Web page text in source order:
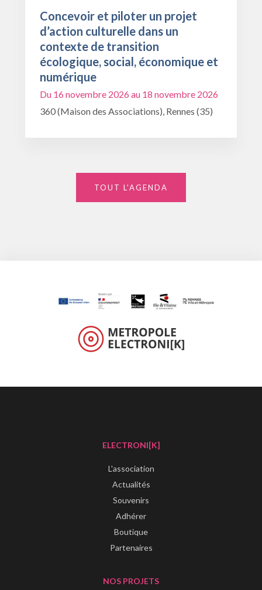
Concevoir et piloter un projet
d’action culturelle dans un
contexte de transition
écologique, social, économique et
numérique
Du 16 novembre 2026 au 18 novembre 2026
360 (Maison des Associations), Rennes (35)
TOUT L'AGENDA
ELECTRONI[K]
L'association
Actualités
Souvenirs
Adhérer
Boutique
Partenaires
NOS PROJETS